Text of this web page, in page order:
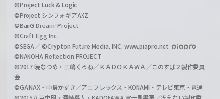
©Project Luck & Logic
©Project シンフォギアAXZ
©BanG Dream! Project
©Craft Egg Inc.
©SEGA／ ©Crypton Future Media, INC. www.piapro.net
©NANOHA Reflection PROJECT
©2017 暁なつめ・三嶋くろね／ＫＡＤＯＫＡＷＡ／このすば２製作委員
会
©GAINAX・中島かずき／アニプレックス・KONAMI・テレビ東京・電通